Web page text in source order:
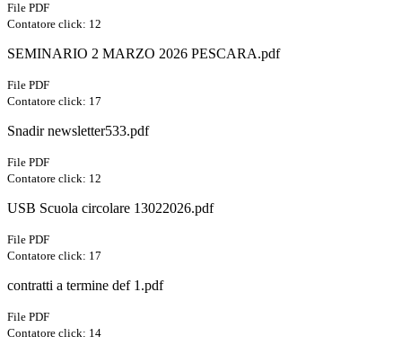
File PDF
Contatore click: 12
SEMINARIO 2 MARZO 2026 PESCARA.pdf
File PDF
Contatore click: 17
Snadir newsletter533.pdf
File PDF
Contatore click: 12
USB Scuola circolare 13022026.pdf
File PDF
Contatore click: 17
contratti a termine def 1.pdf
File PDF
Contatore click: 14